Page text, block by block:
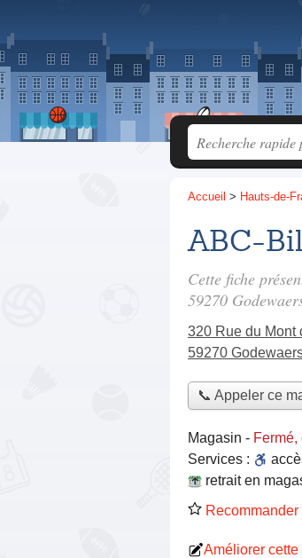
Accueil > Hauts-de-
ABC-
Cette fiche
59270
320 Rue du Mont
59270
📞 Appeler ce
Magasin -
Services :
retrait en
Améliorer cette